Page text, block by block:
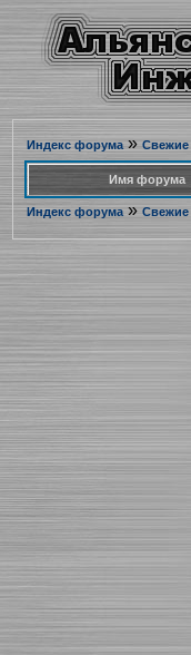
Индекс форума» Свежие
Имя форума
Индекс форума » Свежие